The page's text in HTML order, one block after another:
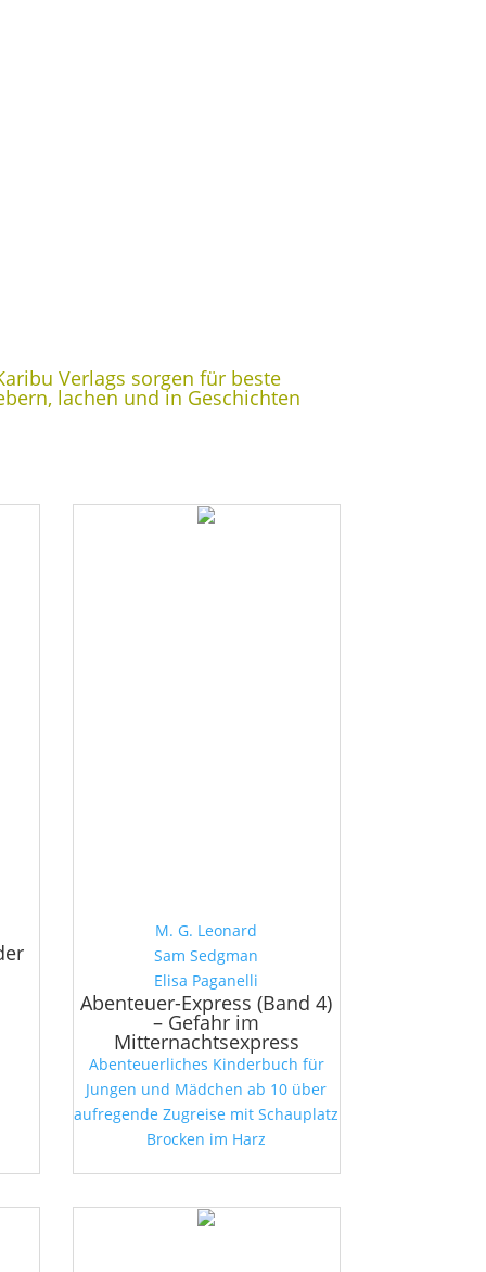
Verlags sorgen für beste
lachen und in Geschichten
M. G. Leonard
Sam Sedgman
Elisa Paganelli
Abenteuer-Express (Band 4)
– Gefahr im
Mitternachtsexpress
Abenteuerliches Kinderbuch für
Jungen und Mädchen ab 10 über
aufregende Zugreise mit Schauplatz
Brocken im Harz